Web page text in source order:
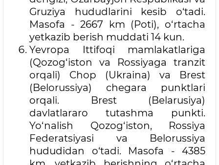
Gruziya hududlarini kesib o‘tadi.
Masofa - 2667 km (Poti), o‘rtacha
yetkazib berish muddati 14 kun.
Yevropa Ittifoqi mamlakatlariga
(Qozog‘iston va Rossiyaga tranzit
orqali) Chop (Ukraina) va Brest
(Belorussiya) chegara punktlari
orqali. Brest (Belarusiya)
davlatlararo tutashma punkti.
Yo‘nalish Qozog‘iston, Rossiya
Federatsiyasi va Belorussiya
hududidan o‘tadi. Masofa - 4385